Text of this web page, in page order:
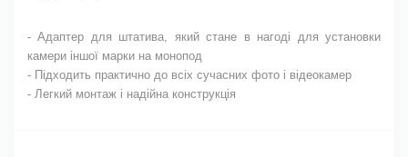
- Адаптер для штатива, який стане в нагоді для установки
камери іншої марки на монопод
- Підходить практично до всіх сучасних фото і відеокамер
- Легкий монтаж і надійна конструкція